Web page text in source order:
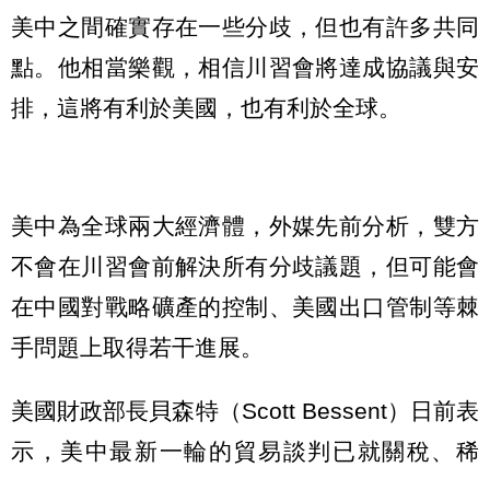
美中之間確實存在一些分歧，但也有許多共同
點。他相當樂觀，相信川習會將達成協議與安
排，這將有利於美國，也有利於全球。
美中為全球兩大經濟體，外媒先前分析，雙方
不會在川習會前解決所有分歧議題，但可能會
在中國對戰略礦產的控制、美國出口管制等棘
手問題上取得若干進展。
美國財政部長貝森特（Scott Bessent）日前表
示，美中最新一輪的貿易談判已就關稅、稀